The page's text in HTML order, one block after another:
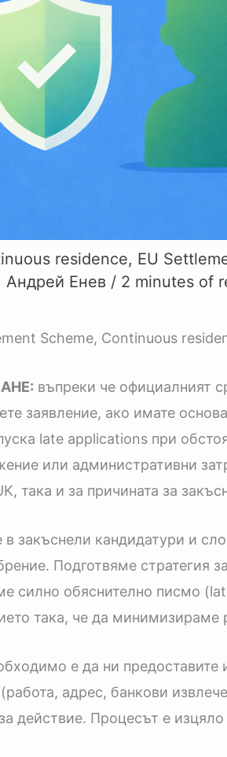
residence, EU
Андрей Енев / 2 minutes of
Scheme, Continuous
въпреки че официалният
заявление, ако имате
late applications при
или административни
така и за причината за
в закъснели кандидатури и
Подготвяме стратегия
силно обяснително писмо
така, че да минимизираме
е да ни
адрес, банкови
действие. Процесът е